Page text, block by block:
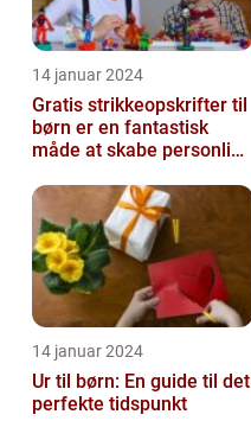
14 januar 2024
Gratis strikkeopskrifter til
børn er en fantastisk
måde at skabe personlige
beklædningsgen...
14 januar 2024
Ur til børn: En guide til det
perfekte tidspunkt